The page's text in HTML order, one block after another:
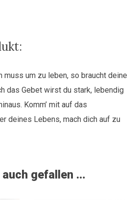
muss um zu leben, so braucht deine
das Gebet wirst du stark, lebendig
Komm’ mit auf das
deines Lebens, mach dich auf zu
auch gefallen …